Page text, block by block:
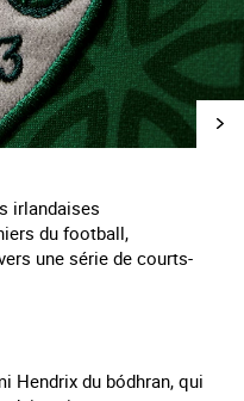
irlandaises
du football,
une série de courts-
Hendrix du bódhran, qui